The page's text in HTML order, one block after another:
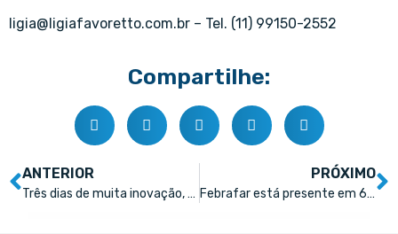
ligia@ligiafavoretto.com.br – Tel. (11) 99150-2552
Compartilhe:
ANTERIOR
Três dias de muita inovação, relacionamentos e negócios no Conexão Farma 2024
PRÓXIMO
Febrafar está presente em 60% das cidades no Brasil